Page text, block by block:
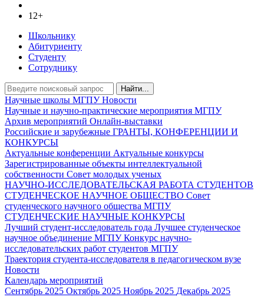
12+
Школьнику
Абитуриенту
Студенту
Сотруднику
Найти...
Научные школы МГПУНовости
Научные и научно-практические мероприятия МГПУ
Архив мероприятий Онлайн-выставки
Российские и зарубежные ГРАНТЫ, КОНФЕРЕНЦИИ И
КОНКУРСЫ
Актуальные конференции Актуальные конкурсы
Зарегистрированные объекты интеллектуальной
собственности Совет молодых ученых
НАУЧНО-ИССЛЕДОВАТЕЛЬСКАЯ РАБОТА СТУДЕНТОВ
СТУДЕНЧЕСКОЕ НАУЧНОЕ ОБЩЕСТВО Совет
студенческого научного общества МГПУ
СТУДЕНЧЕСКИЕ НАУЧНЫЕ КОНКУРСЫ
Лучший студент-исследователь года Лучшее студенческое
научное объединение МГПУКонкурс научно-
исследовательских работ студентов МГПУ
Траектория студента-исследователя в педагогическом вузе
Новости
Календарь мероприятий
Сентябрь 2025 Октябрь 2025 Ноябрь 2025 Декабрь 2025